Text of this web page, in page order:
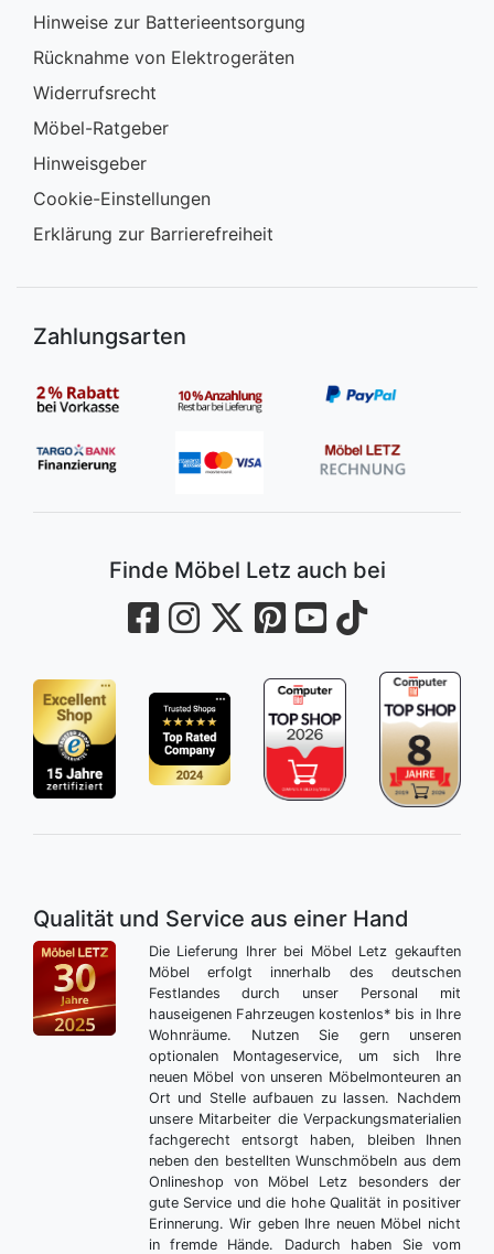
Hinweise zur Batterieentsorgung
Rücknahme von Elektrogeräten
Widerrufsrecht
Möbel-Ratgeber
Hinweisgeber
Cookie-Einstellungen
Erklärung zur Barrierefreiheit
Zahlungsarten
Finde Möbel Letz auch bei
Qualität und Service aus einer Hand
Die Lieferung Ihrer bei Möbel Letz gekauften
Möbel erfolgt innerhalb des deutschen
Festlandes durch unser Personal mit
hauseigenen Fahrzeugen kostenlos* bis in Ihre
Wohnräume. Nutzen Sie gern unseren
optionalen Montageservice, um sich Ihre
neuen Möbel von unseren Möbelmonteuren an
Ort und Stelle aufbauen zu lassen. Nachdem
unsere Mitarbeiter die Verpackungsmaterialien
fachgerecht entsorgt haben, bleiben Ihnen
neben den bestellten Wunschmöbeln aus dem
Onlineshop von Möbel Letz besonders der
gute Service und die hohe Qualität in positiver
Erinnerung. Wir geben Ihre neuen Möbel nicht
in fremde Hände. Dadurch haben Sie vom